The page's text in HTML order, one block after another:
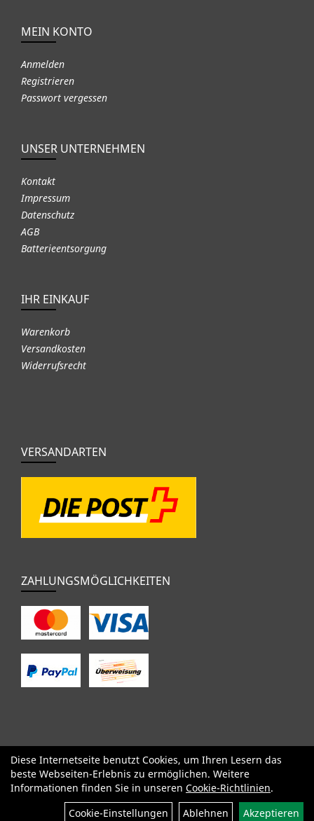
MEIN KONTO
Anmelden
Registrieren
Passwort vergessen
UNSER UNTERNEHMEN
Kontakt
Impressum
Datenschutz
AGB
Batterieentsorgung
IHR EINKAUF
Warenkorb
Versandkosten
Widerrufsrecht
VERSANDARTEN
ZAHLUNGSMÖGLICHKEITEN
SALE Specialized Factor Cervélo BMC Orbea
Yeti
Pinarello
OPEN Kids / BMX Komponenten
Bekleidung
Zubehör
Sale
Diese Internetseite benutzt Cookies, um Ihren Lesern das
beste Webseiten-Erlebnis zu ermöglichen. Weitere
Informationen finden Sie in unseren Cookie-Richtlinien.
Cookie-Einstellungen
Ablehnen Akzeptieren